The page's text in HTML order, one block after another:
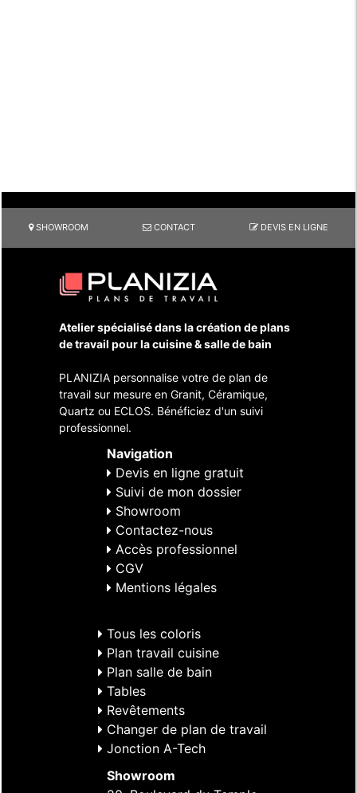
SHOWROOM CONTACT DEVIS EN LIGNE
Atelier spécialisé dans la création de plans
de travail pour la cuisine & salle de bain
PLANIZIA personnalise votre de plan de
travail sur mesure en Granit, Céramique,
Quartz ou ECLOS. Bénéficiez d'un suivi
professionnel.
Navigation
Devis en ligne gratuit
Suivi de mon dossier
Showroom
Contactez-nous
Accès professionnel
CGV
Mentions légales
Tous les coloris
Plan travail cuisine
Plan salle de bain
Tables
Revêtements
Changer de plan de travail
Jonction A-Tech
Showroom